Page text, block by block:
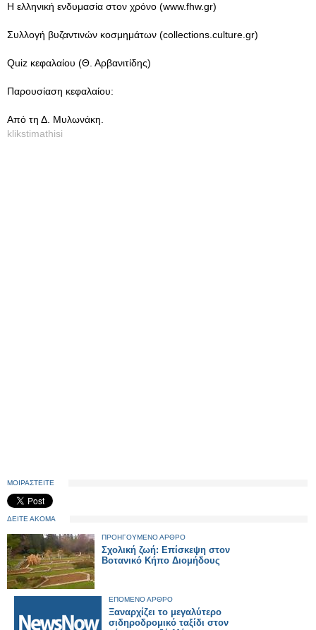
Η ελληνική ενδυμασία στον χρόνο (www.fhw.gr)
Συλλογή βυζαντινών κοσμημάτων (collections.culture.gr)
Quiz κεφαλαίου (Θ. Αρβανιτίδης)
Παρουσίαση κεφαλαίου:
Από τη Δ. Μυλωνάκη.
klikstimathisi
ΜΟΙΡΑΣΤΕΙΤΕ
ΔΕΙΤΕ ΑΚΟΜΑ
ΠΡΟΗΓΟΥΜΕΝΟ ΑΡΘΡΟ
Σχολική ζωή: Επίσκεψη στον
Βοτανικό Κήπο Διομήδους
ΕΠΟΜΕΝΟ ΑΡΘΡΟ
Ξαναρχίζει το μεγαλύτερο
σιδηροδρομικό ταξίδι στον